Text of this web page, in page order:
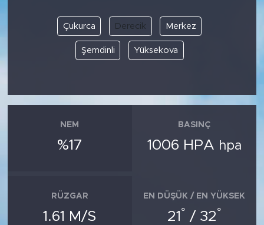
Çukurca Derecik Merkez
Şemdinli Yüksekova
NEM
%17
BASINÇ
1006 HPA hpa
RÜZGAR
1.61 M/S
EN DÜŞÜK / EN YÜKSEK
21 ° / 32°
POLİTİKA
EKONOMİ
KÜLTÜR SANAT
TARİH